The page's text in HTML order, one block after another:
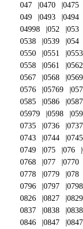
047
0470 0475
049
0493 0494
04998
052 053
0538
0539 054
0550
0551 0553
0558
0561 0562
0567
0568 0569
0576
05769
0585
0586 0587
05979
0598
0735
0736 0737
0743
0744 0745
0749
075 076
0768
077 0770
0778
0779 078
0796
0797 0798
0826
0827 0829
0837
0838
0846
0847